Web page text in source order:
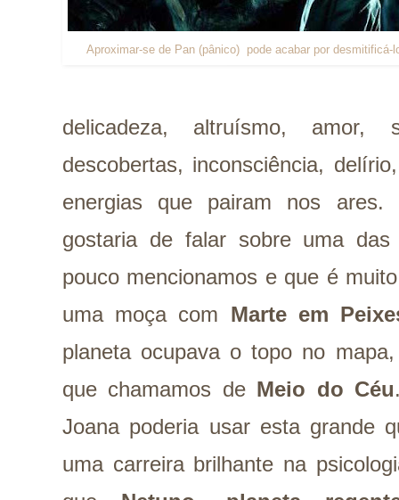
Aproximar-se de Pan (pânico) pode acabar por desmitificá-
delicadeza, altruísmo, amor,
descobertas, inconsciência,
energias que pairam nos ares.
gostaria de falar sobre uma das
pouco mencionamos e que é
uma moça com Marte em
planeta ocupava o topo no
que chamamos de Meio do Céu
Joana poderia usar esta grande
uma carreira brilhante na